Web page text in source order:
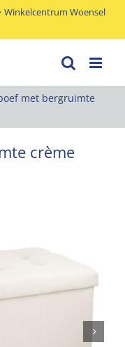
Winkelcentrum Woensel
met bergruimte
crème